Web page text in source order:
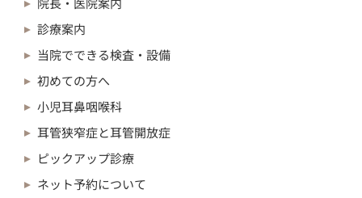
診療案内
当院でできる検査・設備
初めての方へ
小児耳鼻咽喉科
耳管狭窄症と耳管開放症
ピックアップ診療
ネット予約について